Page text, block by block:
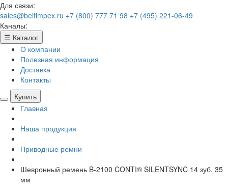
Для связи:
sales@beltimpex.ru +7 (800) 777 71 98 +7 (495) 221-06-49
Каналы:
☰ Каталог
О компании
Полезная информация
Доставка
Контакты
Купить
Главная
Наша продукция
Приводные ремни
Шевронный ремень B-2100 CONTI® SILENTSYNC 14 зуб. 35
мм